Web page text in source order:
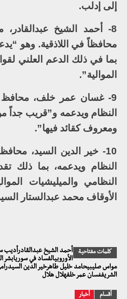
إلى إدلب.
8- أحمد الشيخ
محافظاً في اللاذقية. وهو
بما في ذلك الدعم العلني
الموالية”.
9- غسان عمر خلف،
النظام ويدعمه و”قريب جداً
ومعروف كقائد فيها”.
10- خير الدين السيد،
النظام ويدعمه، بما ذلك
النظامي والميليشيات
الأوقاف محمد عبدالستار
كلمات مفتاحية
أحمد الشيخ عبدالقادرأديب
الأوروبيالفساد في
مواس صليبيحامد خليل طاهرخير الدين
الشريفغسان عمر خلفهلال هلال
أقسام أخبار